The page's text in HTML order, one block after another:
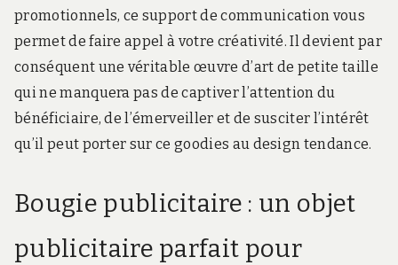
promotionnels, ce support de communication vous
permet de faire appel à votre créativité. Il devient par
conséquent une véritable œuvre d’art de petite taille
qui ne manquera pas de captiver l’attention du
bénéficiaire, de l’émerveiller et de susciter l’intérêt
qu’il peut porter sur ce goodies au design tendance.
Bougie publicitaire : un objet
publicitaire parfait pour